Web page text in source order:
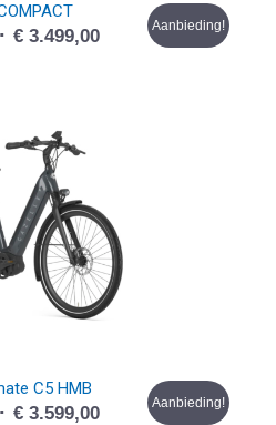
Oorspronkelijke
€3.499,00HuidigeAanbieding!
C5 HMB
Oorspronkelijke
€3.599,00HuidigeAanbieding!